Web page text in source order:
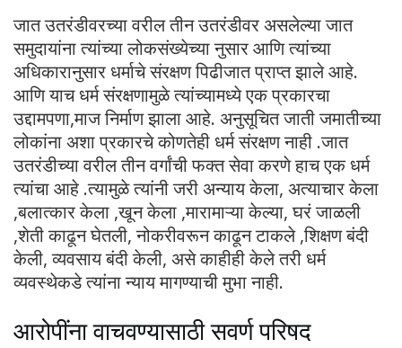
जात उतरंडीवरच्या वरील तीन उतरंडीवर असलेल्या जात
समुदायांना त्यांच्या लोकसंख्येच्या नुसार आणि त्यांच्या
अधिकारानुसार धर्माचे संरक्षण पिढीजात प्राप्त झाले आहे.
आणि याच धर्म संरक्षणामुळे त्यांच्यामध्ये एक प्रकारचा
उद्दामपणा,माज निर्माण झाला आहे. अनुसूचित जाती जमातीच्या
लोकांना अशा प्रकारचे कोणतेही धर्म संरक्षण नाही .जात
उतरंडीच्या वरील तीन वर्गांची फक्त सेवा करणे हाच एक धर्म
त्यांचा आहे .त्यामुळे त्यांनी जरी अन्याय केला, अत्याचार केला
,बलात्कार केला ,खून केला ,मारामाऱ्या केल्या, घरं जाळली
,शेती काढून घेतली, नोकरीवरून काढून टाकले ,शिक्षण बंदी
केली, व्यवसाय बंदी केली, असे काहीही केले तरी धर्म
व्यवस्थेकडे त्यांना न्याय मागण्याची मुभा नाही.
आरोपींना वाचवण्यासाठी सवर्ण परिषद